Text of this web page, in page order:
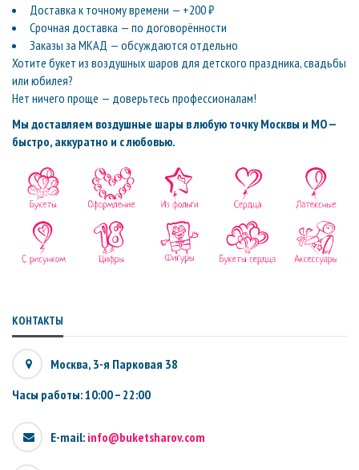
Доставка к точному времени — +200 ₽
Срочная доставка — по договорённости
Заказы за МКАД — обсуждаются отдельно
Хотите букет из воздушных шаров для детского праздника, свадьбы
или юбилея?
Нет ничего проще — доверьтесь профессионалам!
Мы доставляем воздушные шары в любую точку Москвы и МО —
быстро, аккуратно и с любовью.
КОНТАКТЫ
Москва, 3-я Парковая 38
Часы работы: 10:00 – 22:00
E-mail: info@buketsharov.com